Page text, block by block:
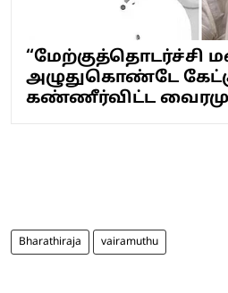
“மேற்குத்தொடர்ச்சி
அழுதுகொண்டே
கண்ணீர்விட்ட
Bharathiraja vairamuthu